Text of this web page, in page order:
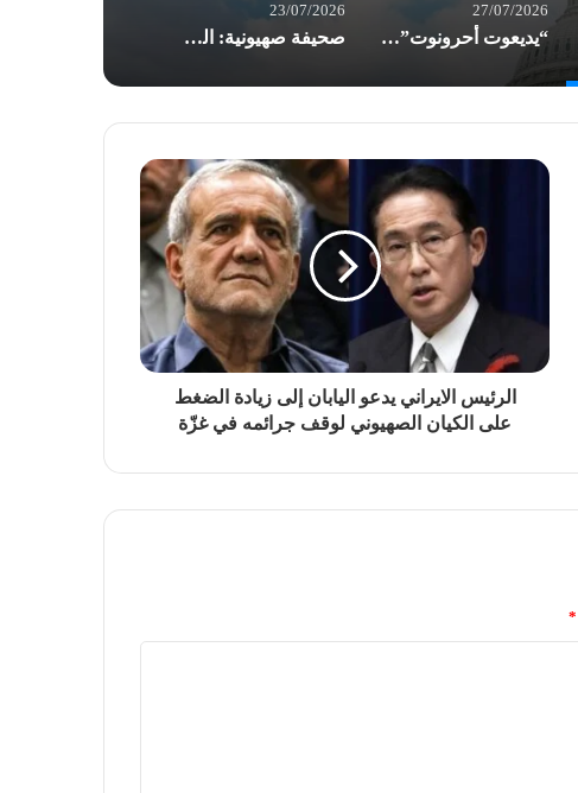
27/07/2026
“يديعوت أحرونوت”:تراجع مخزون “باتريوت” يهدد قدرة واشنطن على خوض الحرب مع إيران
23/07/2026
صحيفة صهيونية: الجيش “الإسرائيلي” في تأهب ذروة للحرب.. إيران قد تبادر
الرئيس الايراني يدعو اليابان إلى زيادة الضغط
على الكيان الصهيوني لوقف جرائمه في غزّة
*